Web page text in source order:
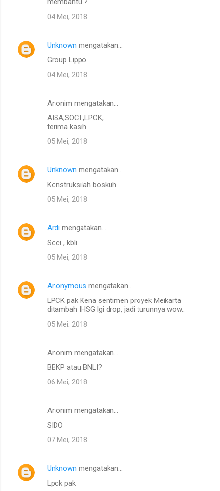
04 Mei, 2018
Unknown mengatakan…
Group Lippo
04 Mei, 2018
Anonim mengatakan…
AISA,SOCI ,LPCK,
terima kasih
05 Mei, 2018
Unknown mengatakan…
Konstruksilah boskuh
05 Mei, 2018
Ardi mengatakan…
Soci , kbli
05 Mei, 2018
Anonymous mengatakan…
LPCK pak Kena sentimen proyek Meikarta
ditambah IHSG lgi drop, jadi turunnya wow..
05 Mei, 2018
Anonim mengatakan…
BBKP atau BNLI?
06 Mei, 2018
Anonim mengatakan…
SIDO
07 Mei, 2018
Unknown mengatakan…
Lpck pak